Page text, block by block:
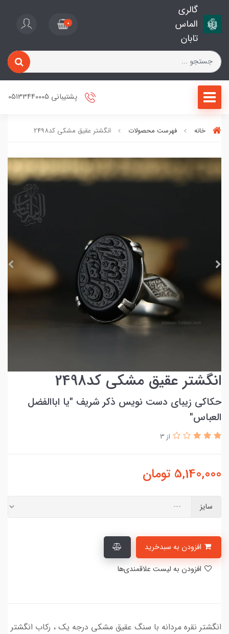
گالری
الماس
تابان
0
پشتیبانی 05133440005
خانه فهرست محصولات انگشتر عقیق مشکی کد2498
انگشتر عقیق مشکی کد2498
حکاکی زیبای دست نویس ذکر شریف ″یا اباالفضل
العباس"
از 3
5,140,000 تومان
سایز
انگشتر نقره مردانه با سنگ عقیق مشکی درجه یک ، رکاب انگشتر